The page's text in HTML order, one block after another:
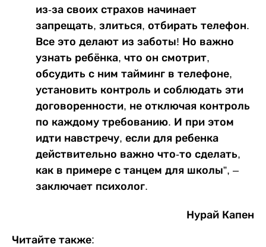
из-за своих страхов начинает
запрещать, злиться, отбирать телефон.
Все это делают из заботы! Но важно
узнать ребёнка, что он смотрит,
обсудить с ним тайминг в телефоне,
установить контроль и соблюдать эти
договоренности, не отключая контроль
по каждому требованию. И при этом
идти навстречу, если для ребенка
действительно важно что-то сделать,
как в примере с танцем для школы”, –
заключает психолог.
Нурай Капен
Читайте также: